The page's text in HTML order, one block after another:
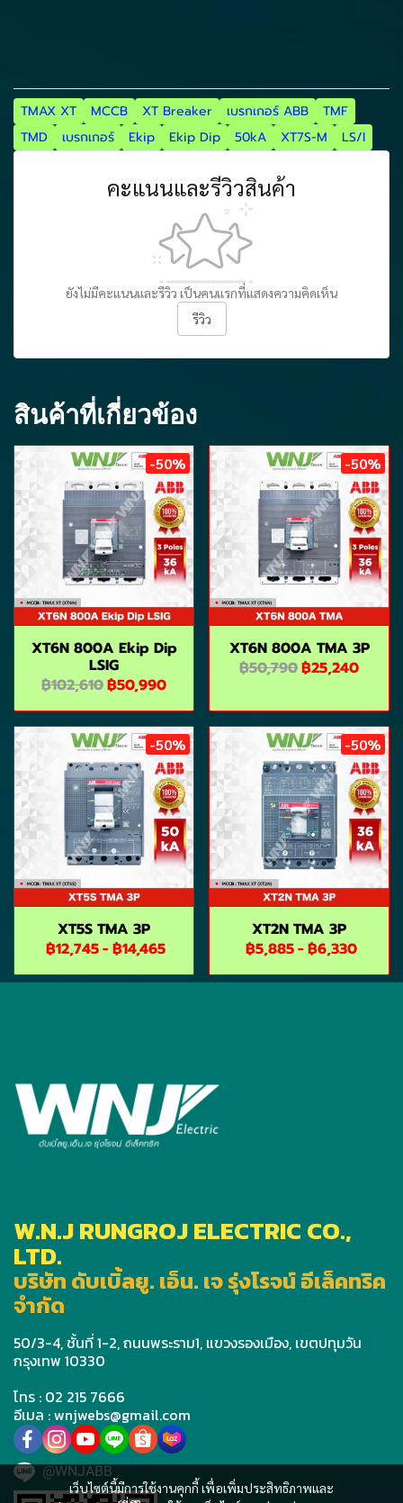
TMAX XT MCCB XT Breaker เบรกเกอร์ ABB
TMF
TMD
เบรกเกอร์ Ekip Ekip Dip 50kA XT7S-M LS/I
คะแนนและรีวิวสินค้า
ยังไม่มีคะแนนและรีวิว เป็นคนแรกที่แสดงความคิดเห็น
รีวิว
สินค้าที่เกี่ยวข้อง
-50%
XT6N 800A Ekip Dip
LSIG
฿102,610฿50,990
-50%
XT6N 800A TMA 3P
฿50,790฿25,240
-50%
XT5S TMA 3P
฿12,745-฿14,465
-50%
XT2N TMA 3P
฿5,885-฿6,330
เว็บไซต์นี้มีการใช้งานคุกกี้ เพื่อเพิ่มประสิทธิภาพและ
W.N.J RUNGROJ ELECTRIC CO.,
LTD.
บริษัท ดับเบิ้ลยู. เอ็น. เจ รุ่งโรจน์ อีเล็คทริค
จำกัด
50/3-4, ชั้นที่ 1-2, ถนนพระราม1, แขวงรองเมือง, เขตปทุมวัน
กรุงเทพ 10330
โทร : 02 215 7666
อีเมล : wnjwebs@gmail.com
@WNJABB